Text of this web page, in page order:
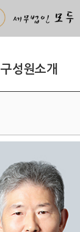
구성원소개